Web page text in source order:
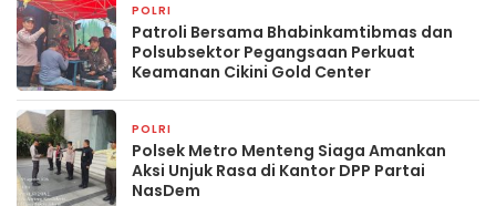
POLRI
Patroli Bersama Bhabinkamtibmas dan
Polsubsektor Pegangsaan Perkuat
Keamanan Cikini Gold Center
POLRI
Polsek Metro Menteng Siaga Amankan
Aksi Unjuk Rasa di Kantor DPP Partai
NasDem